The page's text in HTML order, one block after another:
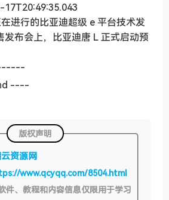
进行的比亚迪超级 e 平台技术发
发布会上，比亚迪唐 L 正式启动预
----
版权声明
资源网
www.qcyqq.com/8504.html
件、教程和内容信息仅限用于学习